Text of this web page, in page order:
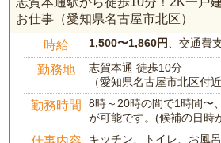
お仕事（愛知県名古屋市北区）
時給 1,500〜1,860円 、交通費
勤務地
志賀本通 徒歩10分
（愛知県名古屋市北区付近
勤務時間
8時～20時の間で1時間〜
が可能です。(候補の日時
キッチン、トイレ、お風